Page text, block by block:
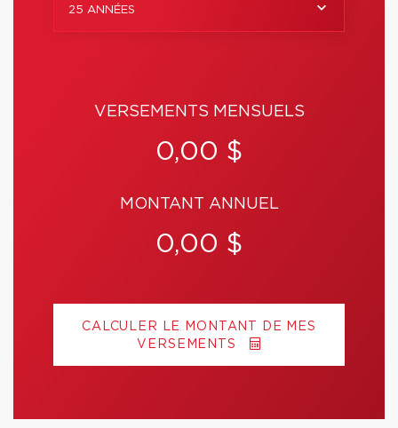
25 ANNÉES
VERSEMENTS MENSUELS
0,00 $
MONTANT ANNUEL
0,00 $
CALCULER LE MONTANT DE MES
VERSEMENTS